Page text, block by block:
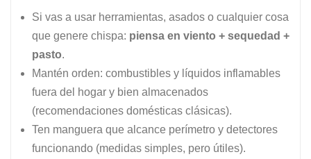
Si vas a usar herramientas, asados o cualquier cosa
que genere chispa: piensa en viento + sequedad +
pasto.
Mantén orden: combustibles y líquidos inflamables
fuera del hogar y bien almacenados
(recomendaciones domésticas clásicas).
Ten manguera que alcance perímetro y detectores
funcionando (medidas simples, pero útiles).